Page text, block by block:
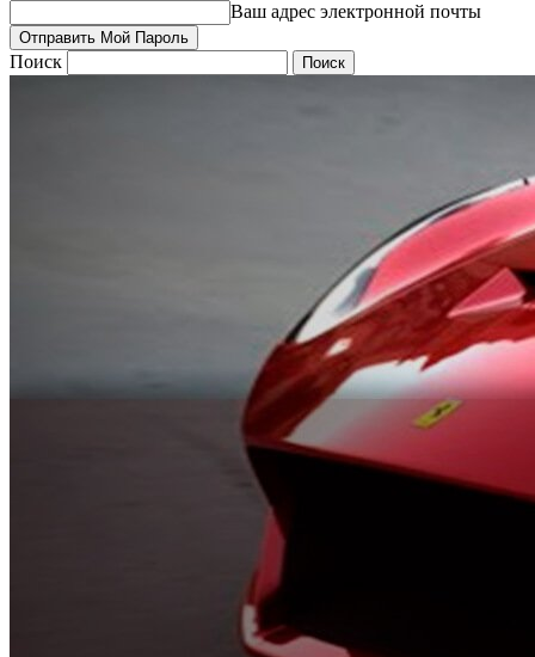
Ваш адрес электронной почты
Поиск